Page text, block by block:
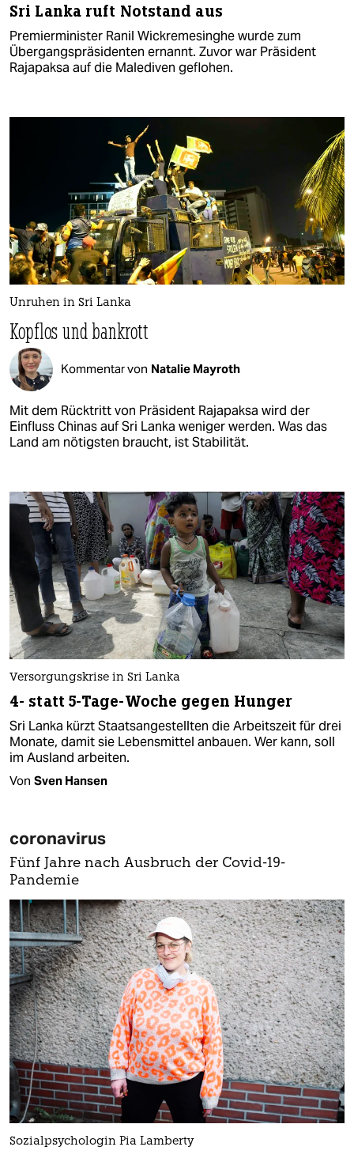
Sri Lanka ruft Notstand aus
Premierminister Ranil Wickremesinghe wurde zum
Übergangspräsidenten ernannt. Zuvor war Präsident
Rajapaksa auf die Malediven geflohen.
Unruhen in Sri Lanka
Kopflos und bankrott
Kommentar von Natalie Mayroth
Mit dem Rücktritt von Präsident Rajapaksa wird der
Einfluss Chinas auf Sri Lanka weniger werden. Was das
Land am nötigsten braucht, ist Stabilität.
Versorgungskrise in Sri Lanka
4- statt 5-Tage-Woche gegen Hunger
Sri Lanka kürzt Staatsangestellten die Arbeitszeit für drei
Monate, damit sie Lebensmittel anbauen. Wer kann, soll
im Ausland arbeiten.
Von Sven Hansen
coronavirus
Fünf Jahre nach Ausbruch der Covid-19-
Pandemie
Sozialpsychologin Pia Lamberty